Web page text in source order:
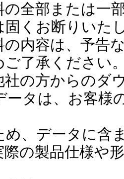
の全部または一
固くお断りいた
の内容は、予告
ご了承ください
社の方からのダ
ータは、お客様
、データに含
際の製品仕様や